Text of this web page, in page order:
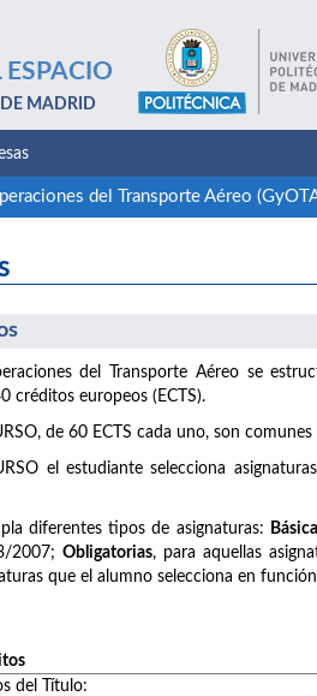
ESPACIO
MADRID
del Transporte Aéreo
del Transporte Aéreo se
créditos europeos (ECTS).
de 60 ECTS cada uno, son
el estudiante selecciona
diferentes tipos de asignaturas:
2007; Obligatorias, para aquellas
que el alumno selecciona en
del Título: